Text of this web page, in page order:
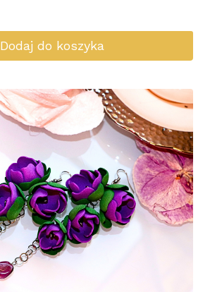
Dodaj do koszyka